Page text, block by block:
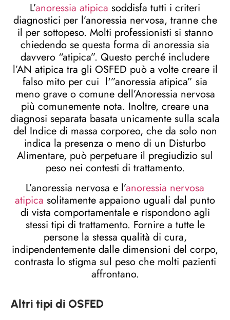
L’anoressia atipica soddisfa tutti i criteri
diagnostici per l’anoressia nervosa, tranne che
il per sottopeso. Molti professionisti si stanno
chiedendo se questa forma di anoressia sia
davvero “atipica”. Questo perché includere
l’AN atipica tra gli OSFED può a volte creare il
falso mito per cui l'”anoressia atipica” sia
meno grave o comune dell’Anoressia nervosa
più comunemente nota. Inoltre, creare una
diagnosi separata basata unicamente sulla scala
del Indice di massa corporeo, che da solo non
indica la presenza o meno di un Disturbo
Alimentare, può perpetuare il pregiudizio sul
peso nei contesti di trattamento.
L’anoressia nervosa e l’anoressia nervosa
atipica solitamente appaiono uguali dal punto
di vista comportamentale e rispondono agli
stessi tipi di trattamento. Fornire a tutte le
persone la stessa qualità di cura,
indipendentemente dalle dimensioni del corpo,
contrasta lo stigma sul peso che molti pazienti
affrontano.
Altri tipi di OSFED